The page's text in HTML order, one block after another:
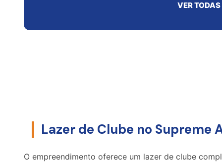
VER
Lazer de Clube no Supreme
O empreendimento oferece um lazer de clube